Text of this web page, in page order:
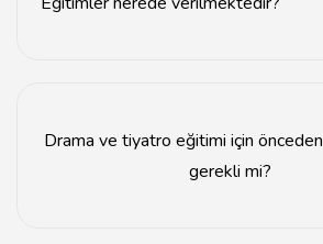
Drama ve tiyatro eğitimi için
gerekli mi?